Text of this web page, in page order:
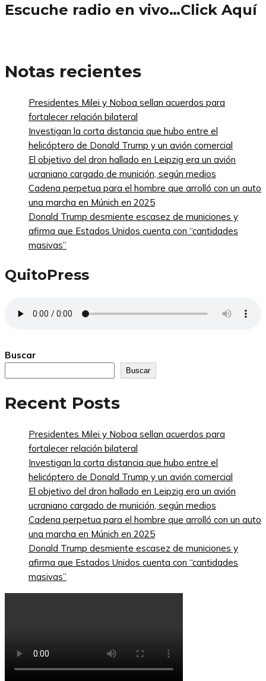
Escuche radio en vivo…Click Aquí
Notas recientes
Presidentes Milei y Noboa sellan acuerdos para
fortalecer relación bilateral
Investigan la corta distancia que hubo entre el
helicóptero de Donald Trump y un avión comercial
El objetivo del dron hallado en Leipzig era un avión
ucraniano cargado de munición, según medios
Cadena perpetua para el hombre que arrolló con un auto
una marcha en Múnich en 2025
Donald Trump desmiente escasez de municiones y
afirma que Estados Unidos cuenta con “cantidades
masivas”
QuitoPress
Buscar
Buscar
Recent Posts
Presidentes Milei y Noboa sellan acuerdos para
fortalecer relación bilateral
Investigan la corta distancia que hubo entre el
helicóptero de Donald Trump y un avión comercial
El objetivo del dron hallado en Leipzig era un avión
ucraniano cargado de munición, según medios
Cadena perpetua para el hombre que arrolló con un auto
una marcha en Múnich en 2025
Donald Trump desmiente escasez de municiones y
afirma que Estados Unidos cuenta con “cantidades
masivas”